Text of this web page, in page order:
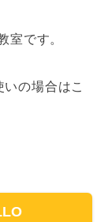
室です。
の場合はこ